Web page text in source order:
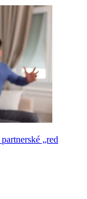
„red